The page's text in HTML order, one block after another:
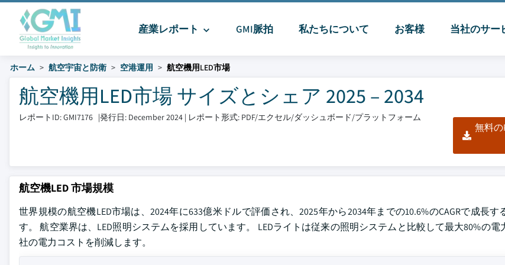
産業レポート GMI脈拍 私たちについて お客様 当社のサー
ホーム 航空宇宙と防衛 空港運用 航空機用LED市場
航空機用LED市場 サイズとシェア 2025 – 2034
レポートID: GMI7176 |発行日: December 2024 | レポート形式: PDF/エクセル/ダッシュボード/プラットフォーム
無料の
航空機LED 市場規模
世界規模の航空機LED市場は、2024年に633億米ドルで評価され、2025年から2034年までの10.6%のCAGRで成長す
す。 航空業界は、LED照明システムを採用しています。 LEDライトは従来の照明システムと比較して最大80%の
社の電力コストを削減します。